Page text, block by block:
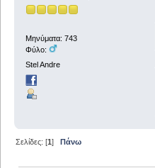
Μηνύματα: 743
Φύλο:
Stel Andre
Σελίδες: [1]Πάνω